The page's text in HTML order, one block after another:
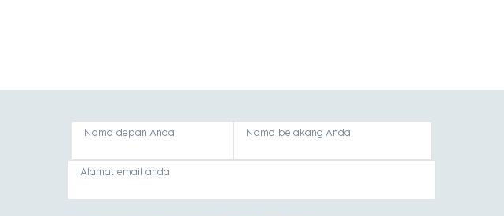
Nama depan Anda Nama belakang Anda
Alamat email anda